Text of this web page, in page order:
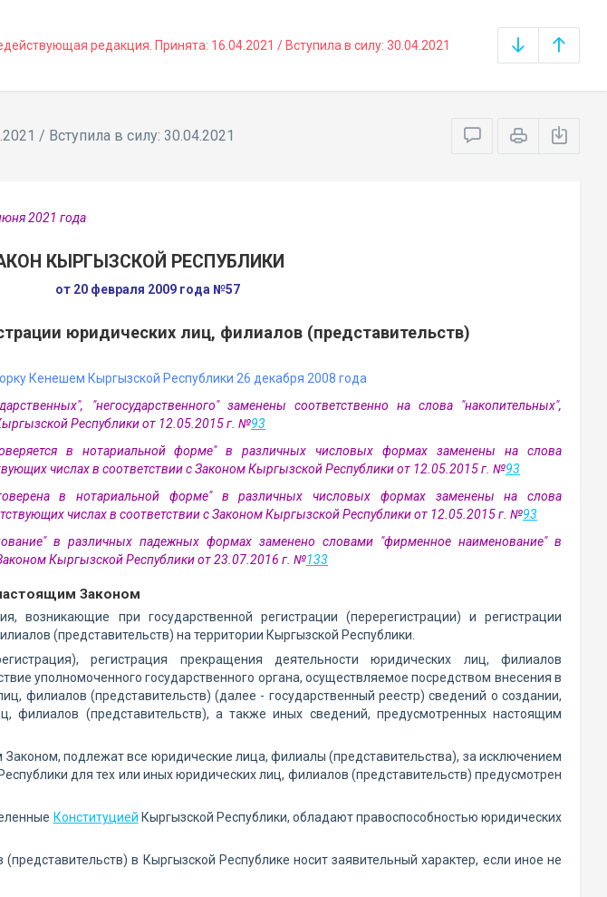
редакция. Принята: 16.04.2021 / Вступила в силу: 30.04.2021
/ Вступила в силу: 30.04.2021
2021 года
КЫРГЫЗСКОЙ РЕСПУБЛИКИ
от 20 февраля 2009 года №57
юридических лиц, филиалов (представительств)
Кенешем Кыргызской Республики 26 декабря 2008 года
"негосударственного" заменены соответственно на слова "накопительных",
Республики от 12.05.2015 г. №93
в нотариальной форме" в различных числовых формах заменены на слова
числах в соответствии с Законом Кыргызской Республики от 12.05.2015 г. №93
в нотариальной форме" в различных числовых формах заменены на слова
числах в соответствии с Законом Кыргызской Республики от 12.05.2015 г. №93
в различных падежных формах заменено словами "фирменное наименование" в
Кыргызской Республики от 23.07.2016 г. №133
Законом
возникающие при государственной регистрации (перерегистрации) и регистрации
(представительств) на территории Кыргызской Республики.
регистрация прекращения деятельности юридических лиц, филиалов
уполномоченного государственного органа, осуществляемое посредством внесения в
филиалов (представительств) (далее - государственный реестр) сведений о создании,
филиалов (представительств), а также иных сведений, предусмотренных настоящим
Законом, подлежат все юридические лица, филиалы (представительства), за исключением
для тех или иных юридических лиц, филиалов (представительств) предусмотрен
Конституцией Кыргызской Республики, обладают правоспособностью юридических
в Кыргызской Республике носит заявительный характер, если иное не